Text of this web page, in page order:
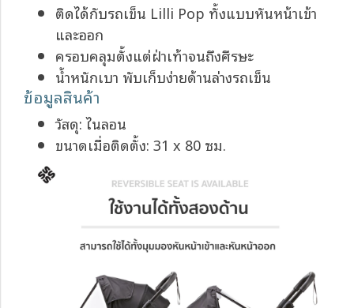
ติดได้กับรถเข็น Lilli Pop ทั้งแบบหันหน้าเข้า
และออก
ครอบคลุมตั้งแต่ฝ่าเท้าจนถึงศีรษะ
น้ำหนักเบา พับเก็บง่ายด้านล่างรถเข็น
ข้อมูลสินค้า
วัสดุ: ไนลอน
ขนาดเมื่อติดตั้ง: 31 x 80 ซม.